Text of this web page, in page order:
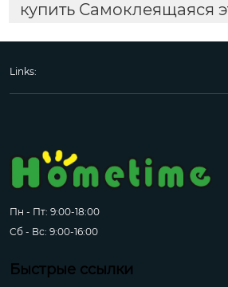
купить Самоклеящаяся
Links:
Пн - Пт: 9:00-18:00
Сб - Вс: 9:00-16:00
Быстрые ссылки